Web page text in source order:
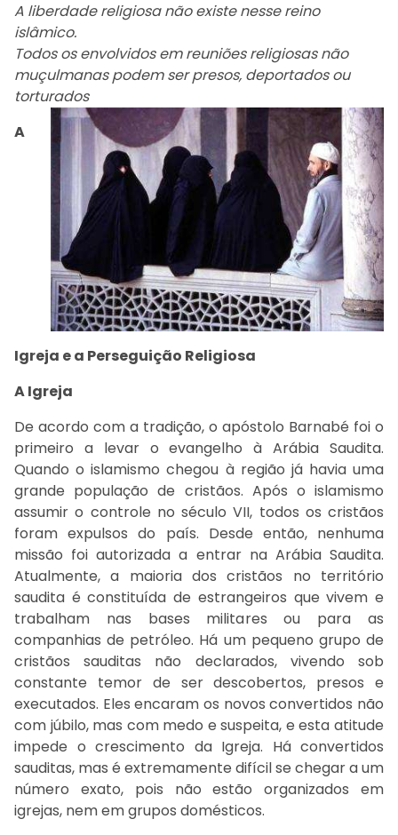
A liberdade religiosa não existe nesse reino
islâmico.
Todos os envolvidos em reuniões religiosas não
muçulmanas podem ser presos, deportados ou
torturados
A
Igreja e a Perseguição Religiosa
A Igreja
De acordo com a tradição, o apóstolo Barnabé foi o
primeiro a levar o evangelho à Arábia Saudita.
Quando o islamismo chegou à região já havia uma
grande população de cristãos. Após o islamismo
assumir o controle no século VII, todos os cristãos
foram expulsos do país. Desde então, nenhuma
missão foi autorizada a entrar na Arábia Saudita.
Atualmente, a maioria dos cristãos no território
saudita é constituída de estrangeiros que vivem e
trabalham nas bases militares ou para as
companhias de petróleo. Há um pequeno grupo de
cristãos sauditas não declarados, vivendo sob
constante temor de ser descobertos, presos e
executados. Eles encaram os novos convertidos não
com júbilo, mas com medo e suspeita, e esta atitude
impede o crescimento da Igreja. Há convertidos
sauditas, mas é extremamente difícil se chegar a um
número exato, pois não estão organizados em
igrejas, nem em grupos domésticos.